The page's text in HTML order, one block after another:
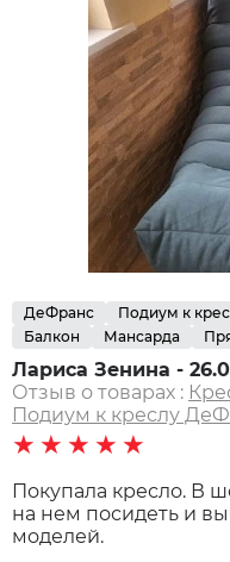
ДеФранс Подиум к
Балкон
Мансарда
Лариса Зенина -
Отзыв о товарах :
Подиум к креслу
★★★★★
Покупала кресло. В
на нем посидеть и
моделей.